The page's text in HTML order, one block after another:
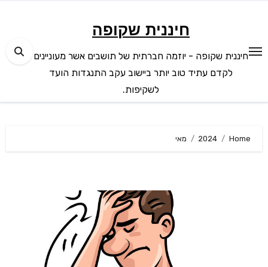
חיננית שקופה
חיננית שקופה - יוזמה חברתית של תושבים אשר מעוניינים
לקדם עתיד טוב יותר ביישוב עקב התנגדות הועד
לשקיפות.
Home
2024 מאי